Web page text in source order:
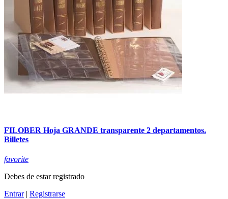
FILOBER Hoja GRANDE transparente 2 departamentos.
Billetes
favorite
Debes de estar registrado
Entrar| Registrarse